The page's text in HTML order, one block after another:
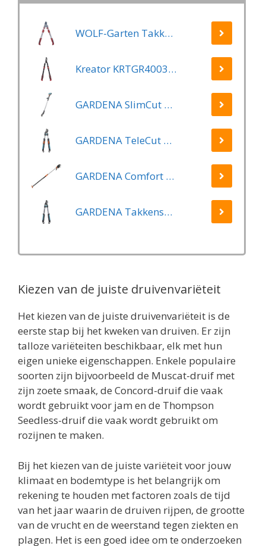
WOLF-Garten Takkenschaar POWER CUT RR*** 900 T - lengte 650-900mm - telescoop - aluminium hefboomarmen - 4x meer kracht - messpanning instelbaar
Kreator KRTGR4003 Telescopische takkenschaar – Jong hout - Knipdiameter: Ø34 mm
GARDENA SlimCut Takkenschaar -28mm- Met Hefboommechanisme
GARDENA TeleCut Telescopische - Takkenschaar 520-670B - 42 mm Verstelbare Lengte
GARDENA Comfort Takkenschaar StarCut 160 - Snoeischaar - Reikwijdte ca. 3.5 m - Max Knipdiameter 32 mm
GARDENA Takkenschaar EasyCut 500 B EasyCut
Kiezen van de juiste druivenvariëteit
Het kiezen van de juiste druivenvariëteit is de
eerste stap bij het kweken van druiven. Er zijn
talloze variëteiten beschikbaar, elk met hun
eigen unieke eigenschappen. Enkele populaire
soorten zijn bijvoorbeeld de Muscat-druif met
zijn zoete smaak, de Concord-druif die vaak
wordt gebruikt voor jam en de Thompson
Seedless-druif die vaak wordt gebruikt om
rozijnen te maken.
Bij het kiezen van de juiste variëteit voor jouw
klimaat en bodemtype is het belangrijk om
rekening te houden met factoren zoals de tijd
van het jaar waarin de druiven rijpen, de grootte
van de vrucht en de weerstand tegen ziekten en
plagen. Het is een goed idee om te onderzoeken